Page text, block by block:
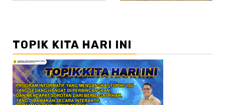
TOPIK KITA HARI INI